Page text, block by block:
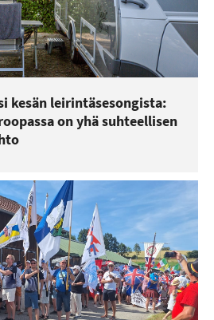
kesän leirintäsesongista:
on yhä suhteellisen